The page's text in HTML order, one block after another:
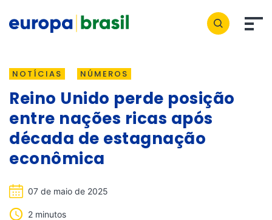
NOTÍCIAS NÚMEROS
Reino Unido perde posição
entre nações ricas após
década de estagnação
econômica
07 de maio de 2025
2 minutos